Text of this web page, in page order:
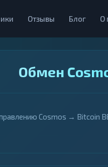
Отзывы Блог О
Обмен
Cosmos → Bitcoin